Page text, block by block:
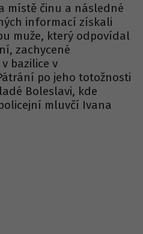
místě činu a následné
informací získali
muže, který odpovídal
zachycené
bazilice v
po jeho totožnosti
Boleslavi, kde
mluvčí Ivana